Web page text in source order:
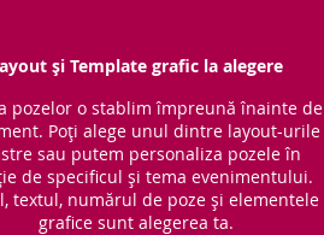
și Template grafic la alegere
pozelor o stablim împreună înainte de
Poți alege unul dintre layout-urile
sau putem personaliza pozele în
de specificul și tema evenimentului.
textul, numărul de poze și elementele
grafice sunt alegerea ta.